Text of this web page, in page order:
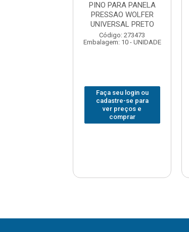
PINO PARA PANELA
PRESSAO WOLFER
UNIVERSAL PRETO
Código: 273473
Embalagem: 10 - UNIDADE
Faça seu login ou
cadastre-se para
ver preços e
comprar